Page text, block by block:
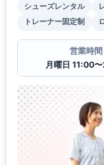
シューズレンタル
トレーナー固定制
営業時間
月曜日 11:00